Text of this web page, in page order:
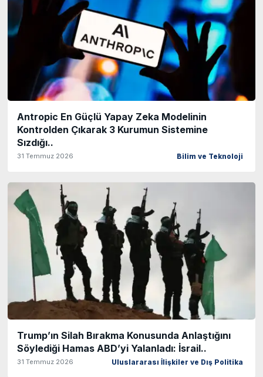
Antropic En Güçlü Yapay Zeka Modelinin
Kontrolden Çıkarak 3 Kurumun Sistemine
Sızdığı..
31 Temmuz 2026 Bilim ve Teknoloji
Trump’ın Silah Bırakma Konusunda Anlaştığını
Söylediği Hamas ABD’yi Yalanladı: İsrail..
31 Temmuz 2026 Uluslararası İlişkiler ve Dış Politika